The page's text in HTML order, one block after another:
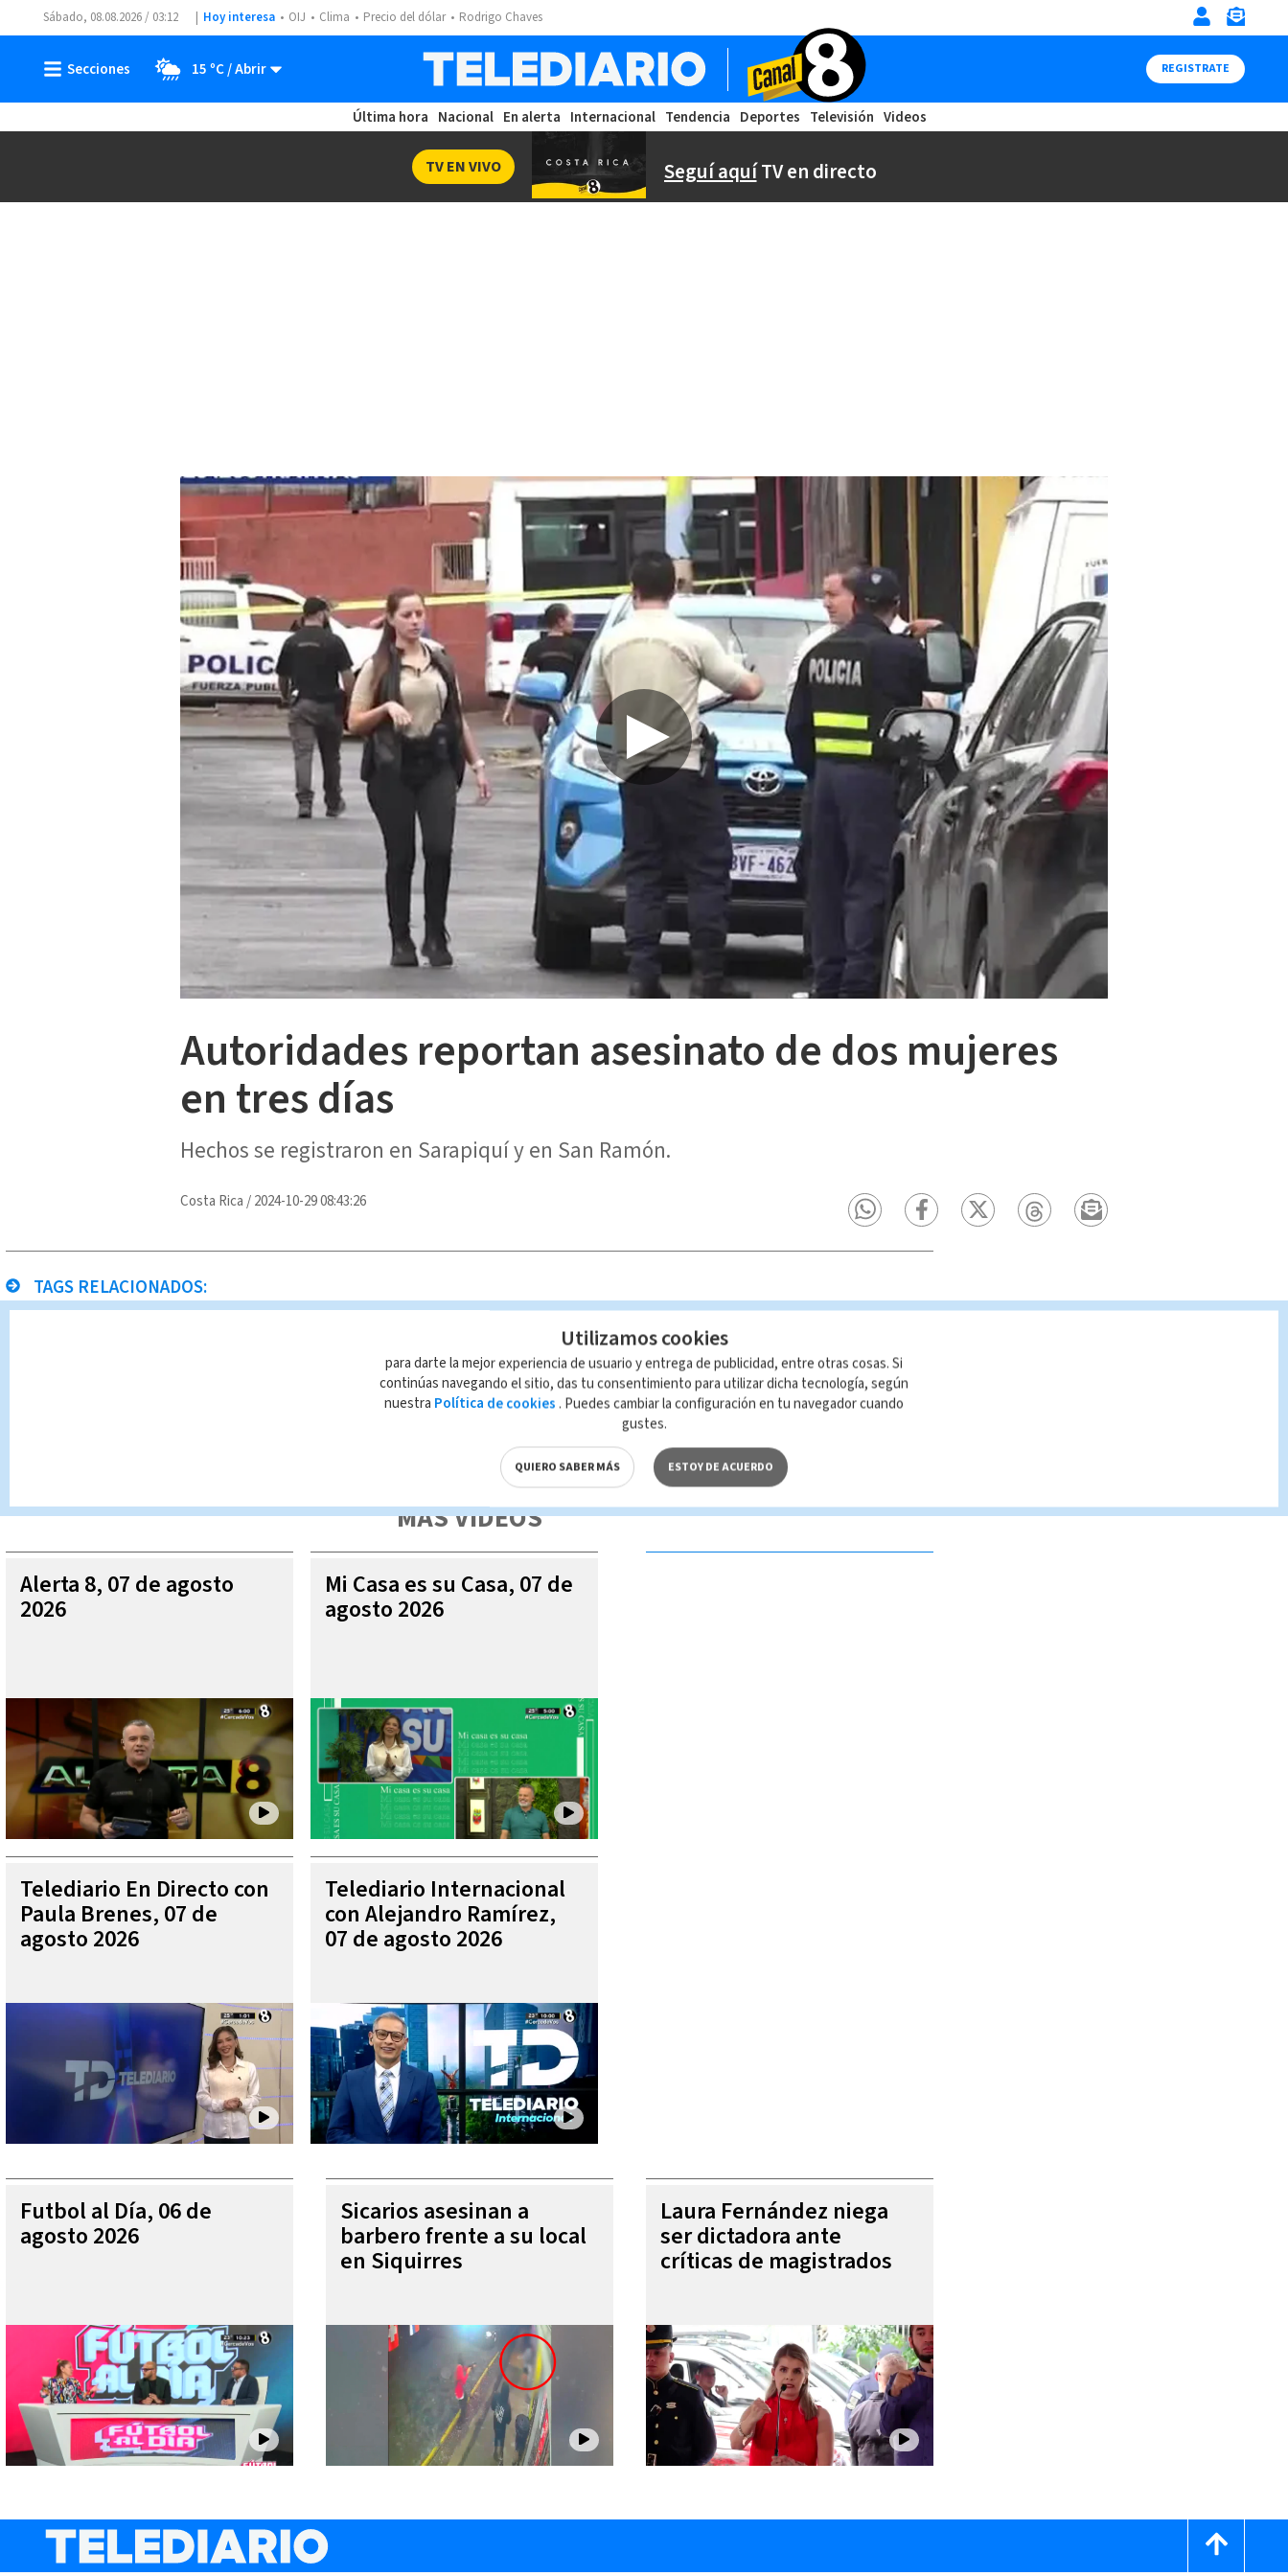
Sábado, 08.08.2026 / 03:12 Hoy interesa OIJ Clima Precio del dólar Rodrigo Chaves
15 ºC REGISTRATE
Última hora Nacional En alerta Internacional Tendencia Deportes Televisión Videos
Seguí aquíTV en directo
TV EN VIVO
Autoridades reportan asesinato de dos mujeres
en tres días
Hechos se registraron en Sarapiquí y en San Ramón.
Costa Rica /2024-10-29 08:43:26
TAGS RELACIONADOS:
Paula Brenes
Queda prohibida la reproducción total o parcial del contenido de esta página, mismo que es propiedad de TELEDIARIO; su reproducción no
autorizada constituye una infracción y un delito de conformidad con las leyes aplicables.
MÁS VIDEOS
Alerta 8, 07 de agosto
2026
Mi Casa es su Casa, 07 de
agosto 2026
Telediario En Directo con
Paula Brenes, 07 de
agosto 2026
Telediario Internacional
con Alejandro Ramírez,
07 de agosto 2026
Futbol al Día, 06 de
agosto 2026
Sicarios asesinan a
barbero frente a su local
en Siquirres
Laura Fernández niega
ser dictadora ante
críticas de magistrados
Utilizamos cookies
para darte la mejor experiencia de usuario y entrega de publicidad, entre otras cosas. Si
continúas navegando el sitio, das tu consentimiento para utilizar dicha tecnología, según
nuestra Política de cookies . Puedes cambiar la configuración en tu navegador cuando
gustes.
QUIERO SABER MÁS ESTOY DE ACUERDO